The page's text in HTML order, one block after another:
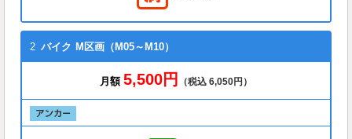
2 バイク M区画（M05～M10）
月額 5,500円 （税込 6,050円）